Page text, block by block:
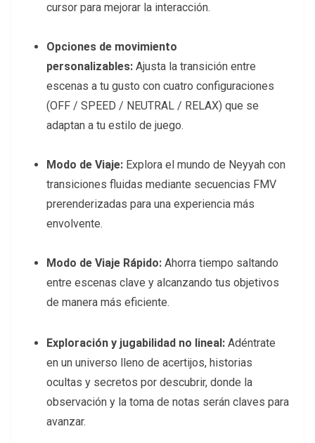
cursor para mejorar la interacción.
Opciones de movimiento
personalizables: Ajusta la transición entre
escenas a tu gusto con cuatro configuraciones
(OFF / SPEED / NEUTRAL / RELAX) que se
adaptan a tu estilo de juego.
Modo de Viaje: Explora el mundo de Neyyah con
transiciones fluidas mediante secuencias FMV
prerenderizadas para una experiencia más
envolvente.
Modo de Viaje Rápido: Ahorra tiempo saltando
entre escenas clave y alcanzando tus objetivos
de manera más eficiente.
Exploración y jugabilidad no lineal: Adéntrate
en un universo lleno de acertijos, historias
ocultas y secretos por descubrir, donde la
observación y la toma de notas serán claves para
avanzar.